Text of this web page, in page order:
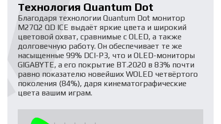
Технология Quantum Dot
Благодаря технологии Quantum Dot монитор
M27Q2 QD ICE выдаёт яркие цвета и широкий
цветовой охват, сравнимые с OLED, а также
долговечную работу. Он обеспечивает те же
насыщенные 99% DCI-P3, что и OLED-мониторы
GIGABYTE, а его покрытие BT.2020 в 83% почти
равно показателю новейших WOLED четвёртого
поколения (84%), даря кинематографические
цвета вашим играм.